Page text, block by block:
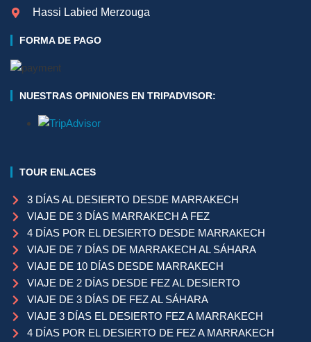
Hassi Labied Merzouga
FORMA DE PAGO
NUESTRAS OPINIONES EN TRIPADVISOR:
TOUR ENLACES
3 DÍAS AL DESIERTO DESDE MARRAKECH
VIAJE DE 3 DÍAS MARRAKECH A FEZ
4 DÍAS POR EL DESIERTO DESDE MARRAKECH
VIAJE DE 7 DÍAS DE MARRAKECH AL SÁHARA
VIAJE DE 10 DÍAS DESDE MARRAKECH
VIAJE DE 2 DÍAS DESDE FEZ AL DESIERTO
VIAJE DE 3 DÍAS DE FEZ AL SÁHARA
VIAJE 3 DÍAS EL DESIERTO FEZ A MARRAKECH
4 DÍAS POR EL DESIERTO DE FEZ A MARRAKECH